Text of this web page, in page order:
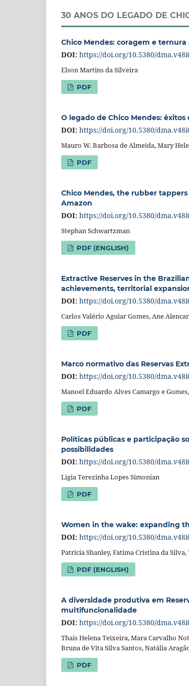
30 ANOS DO LEGADO DE
Chico Mendes: coragem e
DOI: https://doi.org/10.5380/
Elson Martins da Silveira
PDF
O legado de Chico Mendes:
DOI: https://doi.org/10.5380/
Mauro W. Barbosa de Almeida, Mary
PDF
Chico Mendes, the rubber
Amazon
DOI: https://doi.org/10.5380/
Stephan Schwartzman
PDF (ENGLISH)
Extractive Reserves in the
achievements, territorial
DOI: https://doi.org/10.5380/
Carlos Valério Aguiar Gomes, Ane
PDF
Marco normativo das Reservas
DOI: https://doi.org/10.5380/
Manoel Eduardo Alves Camargo e
PDF
Políticas públicas e participação
possibilidades
DOI: https://doi.org/10.5380/
Ligia Terezinha Lopes Simonian
PDF
Women in the wake: expanding
DOI: https://doi.org/10.5380/
Patricia Shanley, Fatima Cristina da
PDF (ENGLISH)
A diversidade produtiva em
multifuncionalidade
DOI: https://doi.org/10.5380/
Thaís Helena Teixeira, Mara Carvalho
Bruna de Vita Silva Santos, Natália
PDF